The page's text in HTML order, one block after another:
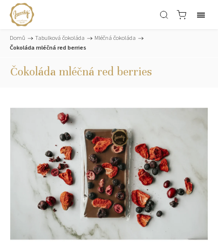
Domů / Tabulková čokoláda / Mléčná čokoláda /
Čokoláda mléčná red berries
Čokoláda mléčná red berries